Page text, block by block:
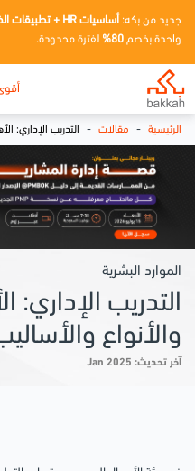
جديد من بكه: أساسيات HR + تطبيقات الذكاء الاصطناعي
واحدة بخصم 80% لفترة محدودة.
الرئيسية - مقالات - التدريب الإداري:
الموارد البشرية
التدريب الإداري:
والأنواع
آخر تحديث: Jan 2025